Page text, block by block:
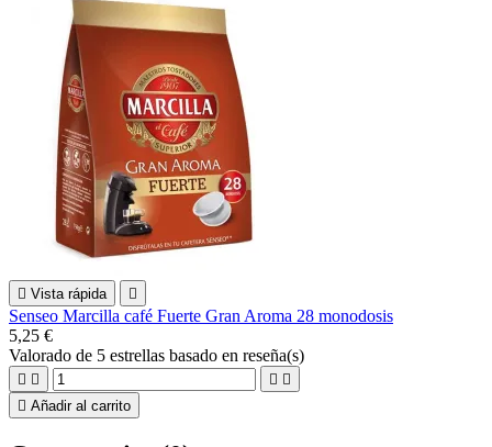
 Vista rápida 
Senseo Marcilla café Fuerte Gran Aroma 28 monodosis
5,25 €
Valorado de 5 estrellas basado en reseña(s)
   
 Añadir al carrito